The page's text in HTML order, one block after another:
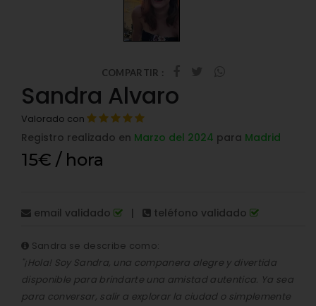
COMPARTIR :
Sandra Alvaro
Valorado con
Registro realizado en Marzo del 2024 para Madrid
15€ / hora
email validado | teléfono validado
Sandra se describe como:
"¡Hola! Soy Sandra, una companera alegre y divertida
disponible para brindarte una amistad autentica. Ya sea
para conversar, salir a explorar la ciudad o simplemente